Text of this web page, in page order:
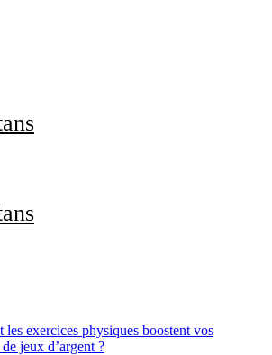
les exercices physiques boostent vos
jeux d’argent ?